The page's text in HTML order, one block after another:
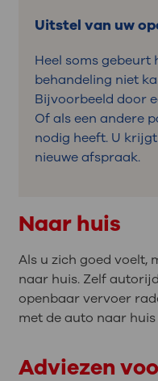
Uitstel van uw
Heel soms gebeurt
behandeling niet
Bijvoorbeeld door
Of als een andere
nodig heeft. U
nieuwe afspraak.
Naar huis
Als u zich goed voelt,
naar huis. Zelf
openbaar vervoer
met de auto naar
Adviezen